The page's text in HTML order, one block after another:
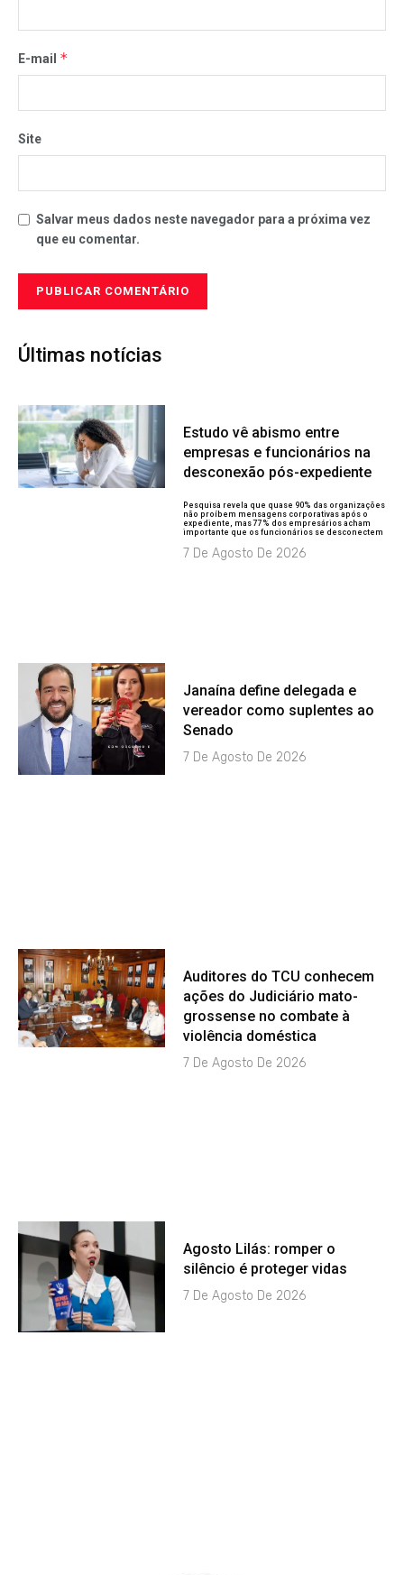
E-mail *
Site
Salvar meus dados neste navegador para a próxima vez
que eu comentar.
Últimas notícias
Estudo vê abismo entre
empresas e funcionários na
desconexão pós-expediente
Pesquisa revela que quase 90% das organizações
não proíbem mensagens corporativas após o
expediente, mas 77% dos empresários acham
importante que os funcionários se desconectem
7 De Agosto De 2026
Janaína define delegada e
vereador como suplentes ao
Senado
7 De Agosto De 2026
Auditores do TCU conhecem
ações do Judiciário mato-
grossense no combate à
violência doméstica
7 De Agosto De 2026
Agosto Lilás: romper o
silêncio é proteger vidas
7 De Agosto De 2026